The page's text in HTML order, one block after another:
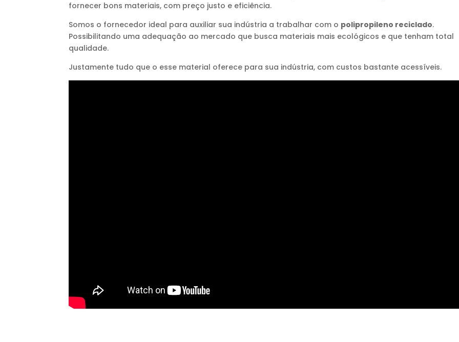
fornecer bons materiais, com preço justo e eficiência.
Somos o fornecedor ideal para auxiliar sua indústria a trabalhar com o polipropileno reciclado.
Possibilitando uma adequação ao mercado que busca materiais mais ecológicos e que tenham total
qualidade.
Justamente tudo que o esse material oferece para sua indústria, com custos bastante acessíveis.